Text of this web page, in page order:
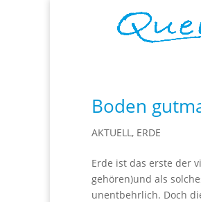
Boden
AKTUELL, ERDE
Erde ist das erste der
gehören)und als
unentbehrlich. Doch